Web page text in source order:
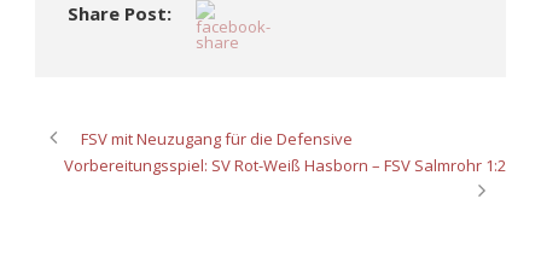
Share Post:
FSV mit Neuzugang für die Defensive
Vorbereitungsspiel: SV Rot-Weiß Hasborn – FSV Salmrohr 1:2